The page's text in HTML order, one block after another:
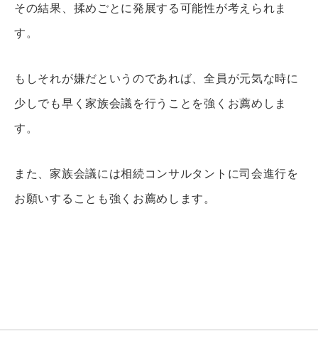
その結果、揉めごとに発展する可能性が考えられま
す。
もしそれが嫌だというのであれば、全員が元気な時に
少しでも早く家族会議を行うことを強くお薦めしま
す。
また、家族会議には相続コンサルタントに司会進行を
お願いすることも強くお薦めします。